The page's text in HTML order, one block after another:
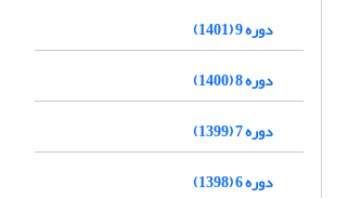
دوره 9 (1401)
دوره 8 (1400)
دوره 7 (1399)
دوره 6 (1398)